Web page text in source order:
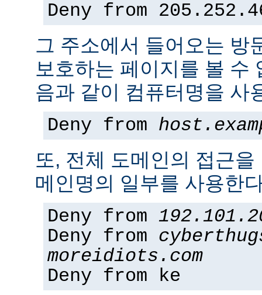
Deny from
그 주소에서 들어오는 방
보호하는 페이지를 볼 수
음과 같이 컴퓨터명을 사
Deny from
또, 전체 도메인의 접근
메인명의 일부를 사용한
Deny from
Deny from
moreidiots.com
Deny from ke